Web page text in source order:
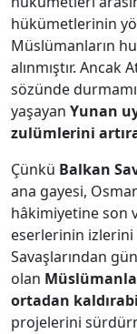
hükümetlerinin
Müslümanların
alınmıştır.
sözünde
yaşayan Yunan
zulümlerini
Çünkü Balkan
ana gayesi,
hâkimiyetine son
eserlerinin izlerini
Savaşlarından
olan
ortadan
projelerini